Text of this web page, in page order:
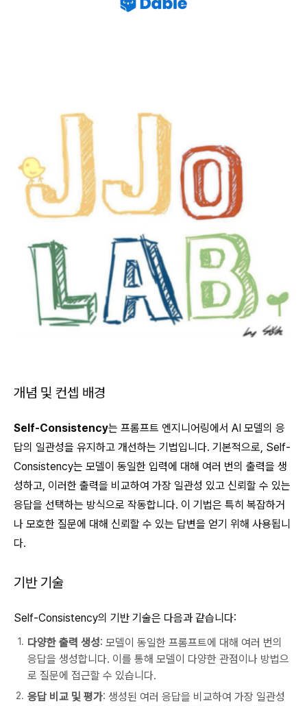
개념 및 컨셉 배경
Self-Consistency는 프롬프트 엔지니어링에서 AI 모델의 응
답의 일관성을 유지하고 개선하는 기법입니다. 기본적으로, Self-
Consistency는 모델이 동일한 입력에 대해 여러 번의 출력을 생
성하고, 이러한 출력을 비교하여 가장 일관성 있고 신뢰할 수 있는
응답을 선택하는 방식으로 작동합니다. 이 기법은 특히 복잡하거
나 모호한 질문에 대해 신뢰할 수 있는 답변을 얻기 위해 사용됩니
다.
기반 기술
Self-Consistency의 기반 기술은 다음과 같습니다:
다양한 출력 생성: 모델이 동일한 프롬프트에 대해 여러 번의
응답을 생성합니다. 이를 통해 모델이 다양한 관점이나 방법으
로 질문에 접근할 수 있습니다.
응답 비교 및 평가: 생성된 여러 응답을 비교하여 가장 일관성